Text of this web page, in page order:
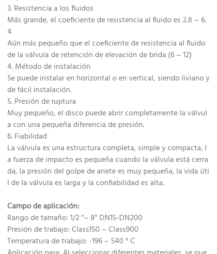
3. Resistencia a los fluidos
Más grande, el coeficiente de resistencia al fluido es 2.8 ~ 6.
4
Aún más pequeño que el coeficiente de resistencia al fluido
de la válvula de retención de elevación de brida (6 ~ 12)
4. Método de instalación
Se puede instalar en horizontal o en vertical, siendo liviano y
de fácil instalación.
5. Presión de ruptura
Muy pequeño, el disco puede abrir completamente la válvul
a con una pequeña diferencia de presión.
6. Fiabilidad
La válvula es una estructura completa, simple y compacta, l
a fuerza de impacto es pequeña cuando la válvula está cerra
da, la presión del golpe de ariete es muy pequeña, la vida úti
l de la válvula es larga y la confiabilidad es alta.
Campo de aplicación:
Rango de tamaño: 1/2 "~ 8" DN15-DN200
Presión de trabajo: Class150 ~ Class900
Temperatura de trabajo: -196 ~ 540 ° C